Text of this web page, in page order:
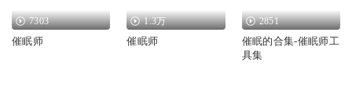
7303
催眠师
1.3万
催眠师
2851
催眠的合集-催眠师工
具集